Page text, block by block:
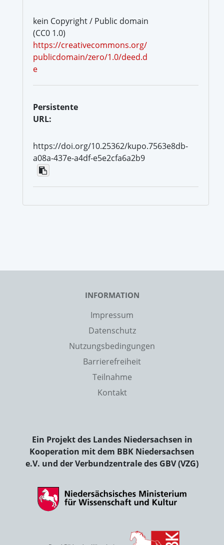
kein Copyright / Public domain
(CC0 1.0)
https://creativecommons.org/
publicdomain/zero/1.0/deed.d
e
Persistente
URL:
https://doi.org/10.25362/kupo.7563e8db-
a08a-437e-a4df-e5e2cfa6a2b9
INFORMATION
Impressum
Datenschutz
Nutzungsbedingungen
Barrierefreiheit
Teilnahme
Kontakt
Ein Projekt des Landes Niedersachsen in
Kooperation mit dem BBK Niedersachsen
e.V. und der Verbundzentrale des GBV (VZG)